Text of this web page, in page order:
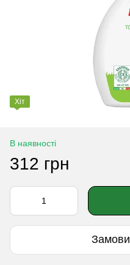
Хіт
В наявності
312 грн